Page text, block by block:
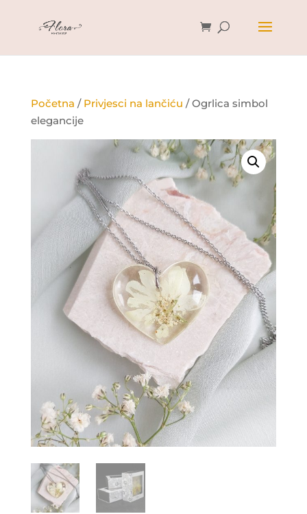
Početna / Privjesci na lančiću / Ogrlica simbol
elegancije